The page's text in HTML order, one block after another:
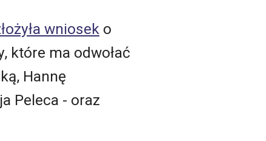
wniosek o
które ma odwołać
Hannę
Peleca - oraz